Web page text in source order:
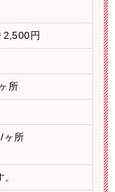
2,500円
所
ヶ所